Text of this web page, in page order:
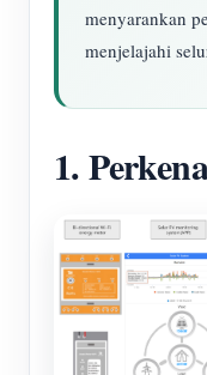
menyarankan
menjelajahi
1.